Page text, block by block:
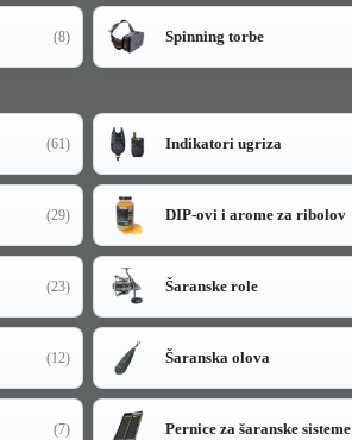
(8) Spinning torbe
(61) Indikatori ugriza
(29) DIP-ovi i arome za ribolov
(23) Šaranske role
(12) Šaranska olova
(7) Pernice za šaranske sisteme